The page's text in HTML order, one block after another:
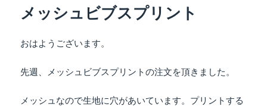
メッシュビブスプリント
おはようございます。
先週、メッシュビブスプリントの注文を頂きました。
メッシュなので生地に穴があいています。プリントする